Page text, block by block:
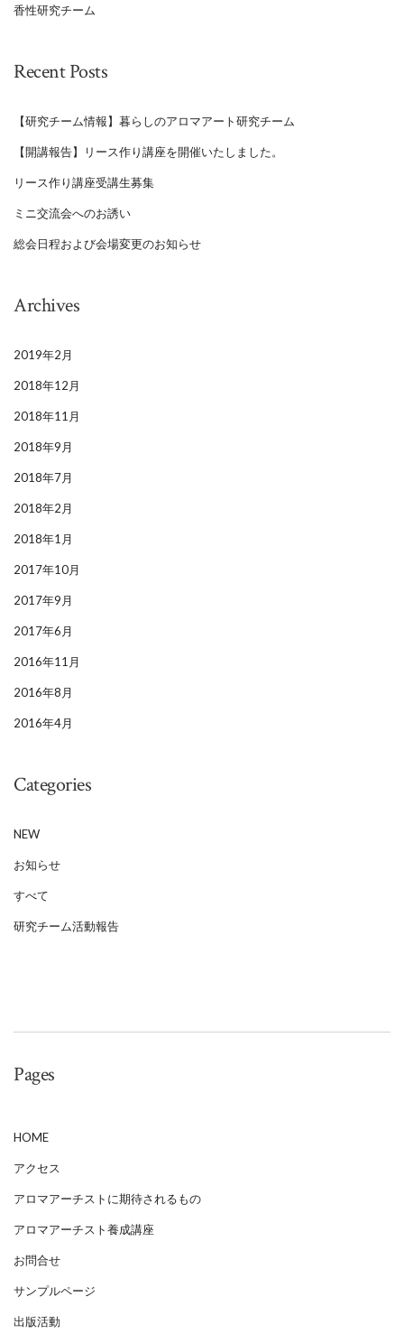
香性研究チーム
Recent Posts
【研究チーム情報】暮らしのアロマアート研究チーム
【開講報告】リース作り講座を開催いたしました。
リース作り講座受講生募集
ミニ交流会へのお誘い
総会日程および会場変更のお知らせ
Archives
2019年2月
2018年12月
2018年11月
2018年9月
2018年7月
2018年2月
2018年1月
2017年10月
2017年9月
2017年6月
2016年11月
2016年8月
2016年4月
Categories
NEW
お知らせ
すべて
研究チーム活動報告
Pages
HOME
アクセス
アロマアーチストに期待されるもの
アロマアーチスト養成講座
お問合せ
サンプルページ
出版活動